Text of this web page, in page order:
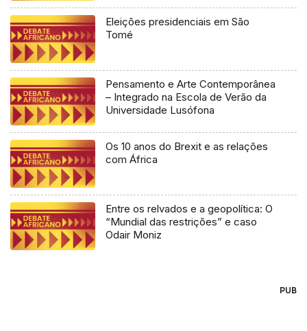
Eleições presidenciais em São
Tomé
Pensamento e Arte Contemporânea
– Integrado na Escola de Verão da
Universidade Lusófona
Os 10 anos do Brexit e as relações
com África
Entre os relvados e a geopolítica: O
“Mundial das restrições” e caso
Odair Moniz
PUB